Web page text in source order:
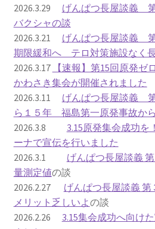
ギャラリー_2024.3.10
ギャラリー_2025.3.23
ギャラリー_2026.3.15
原発ゼロと未来
原発動向
原発 日誌
2022.7.15東電・株主訴訟 経
2026.3.29 げんぱつ長屋談義
バクシャの談
2026.3.21 げんぱつ長屋談義
期限緩和へ テロ対策施設なく
2026.3.17
【速報】第15回原発
かわさき集会が開催されました
2026.3.11 げんぱつ長屋談義
ら１５年 福島第一原発事故か
2026.3.8 3.15原発集会成功
ーナで宣伝を行いました
2026.3.1 げんぱつ長屋談義
量測定値の談
2026.2.27 げんぱつ長屋談義
メリット乏しいよの談
2026.2.26 3.15集会成功へ向け